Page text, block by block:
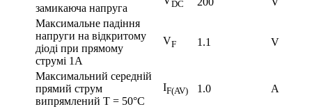
замикаюча напруга
DC
Максимальне падіння
напруги на відкритому
діоді при прямому
струмі 1А
VF 1.1 V
Максимальний середній
прямий струм
випрямлений Т = 50°С
IF(AV) 1.0 A